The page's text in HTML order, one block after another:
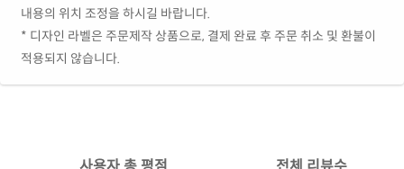
내용의 위치 조정을 하시길 바랍니다.
* 디자인 라벨은 주문제작 상품으로, 결제 완료 후 주문 취소 및 환불이
적용되지 않습니다.